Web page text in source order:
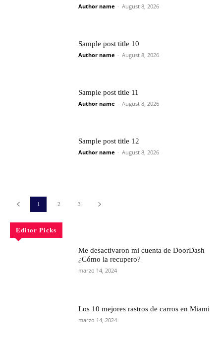
Author name - August 8, 2026
Sample post title 10
Author name - August 8, 2026
Sample post title 11
Author name - August 8, 2026
Sample post title 12
Author name - August 8, 2026
1 2 3
Editor Picks
Me desactivaron mi cuenta de DoorDash
¿Cómo la recupero?
marzo 14, 2024
Los 10 mejores rastros de carros en Miami
marzo 14, 2024